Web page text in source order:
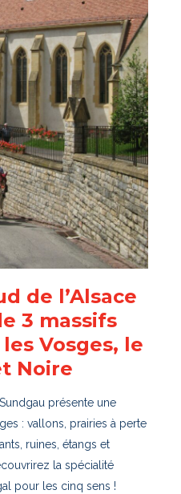
de l’Alsace
3 massifs
Vosges, le
Noire
présente une
: vallons, prairies à perte
ruines, étangs et
la spécialité
pour les cinq sens !